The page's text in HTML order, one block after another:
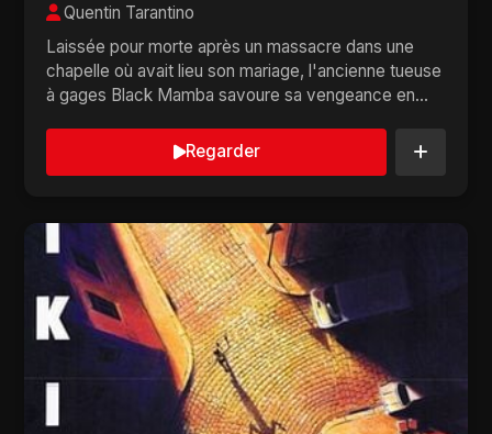
Quentin Tarantino
Laissée pour morte après un massacre dans une
chapelle où avait lieu son mariage, l'ancienne tueuse
à gages Black Mamba savoure sa vengeance en
Regarder